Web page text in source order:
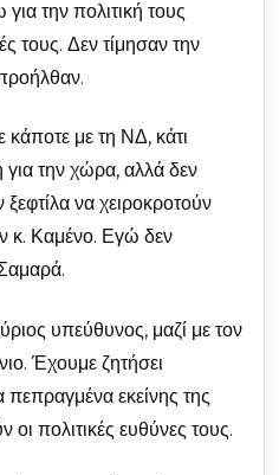
την πολιτική τους
τους. Δεν τίμησαν την
κάποτε με τη ΝΔ, κάτι
για την χώρα, αλλά δεν
ξεφτίλα να χειροκροτούν
κ. Καμένο. Εγώ δεν
υπεύθυνος, μαζί με τον
Έχουμε ζητήσει
πεπραγμένα εκείνης της
οι πολιτικές ευθύνες τους.